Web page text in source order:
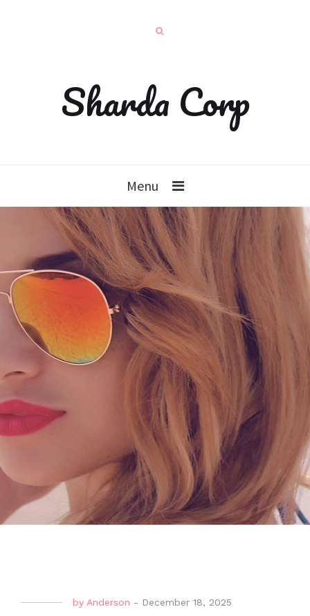
Sharda Corp
Menu
by Anderson - December 18, 2025